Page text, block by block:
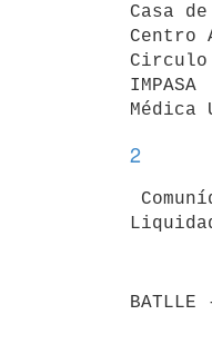
Casa
Centro
2
BATLLE